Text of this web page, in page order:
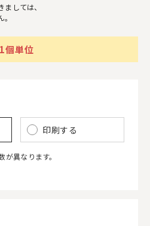
しては、
個単位
印刷する
異なります。